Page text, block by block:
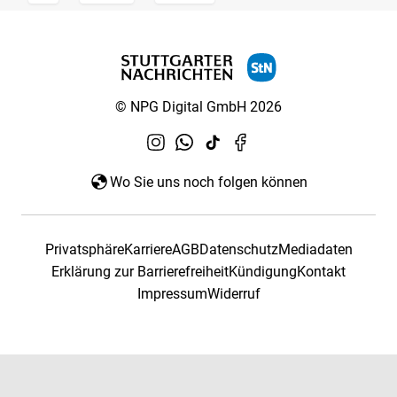
© NPG Digital GmbH 2026
Wo Sie uns noch folgen können
PrivatsphäreKarriereAGBDatenschutzMediadaten
Erklärung zur BarrierefreiheitKündigungKontakt
ImpressumWiderruf